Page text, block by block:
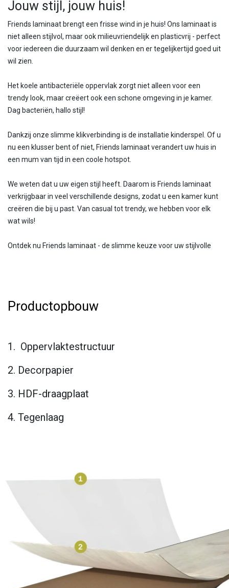
Jouw stijl, jouw huis!
Friends laminaat brengt een frisse wind in je huis! Ons laminaat is
niet alleen stijlvol, maar ook milieuvriendelijk en plasticvrij - perfect
voor iedereen die duurzaam wil denken en er tegelijkertijd goed uit
wil zien.
Het koele antibacteriële oppervlak zorgt niet alleen voor een
trendy look, maar creëert ook een schone omgeving in je kamer.
Dag bacteriën, hallo stijl!
Dankzij onze slimme klikverbinding is de installatie kinderspel. Of u
nu een klusser bent of niet, Friends laminaat verandert uw huis in
een mum van tijd in een coole hotspot.
We weten dat u uw eigen stijl heeft. Daarom is Friends laminaat
verkrijgbaar in veel verschillende designs, zodat u een kamer kunt
creëren die bij u past. Van casual tot trendy, we hebben voor elk
wat wils!
Ontdek nu Friends laminaat - de slimme keuze voor uw stijlvolle
Productopbouw
1. Oppervlaktestructuur
2. Decorpapier
3. HDF-draagplaat
4. Tegenlaag